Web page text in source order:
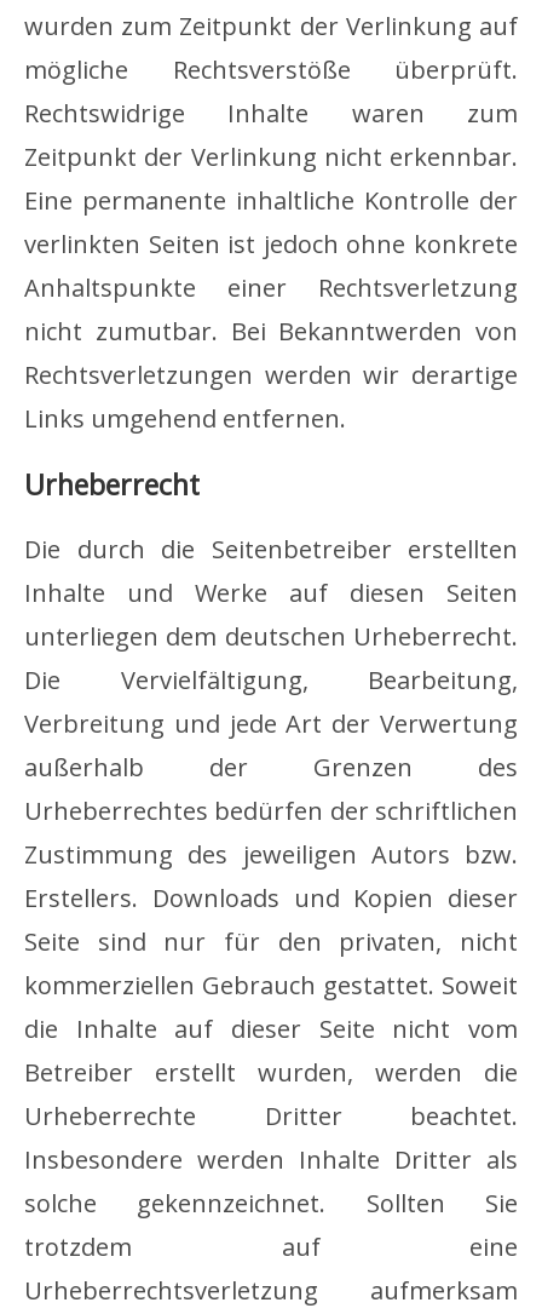
wurden zum Zeitpunkt der Verlinkung auf
mögliche Rechtsverstöße überprüft.
Rechtswidrige Inhalte waren zum
Zeitpunkt der Verlinkung nicht erkennbar.
Eine permanente inhaltliche Kontrolle der
verlinkten Seiten ist jedoch ohne konkrete
Anhaltspunkte einer Rechtsverletzung
nicht zumutbar. Bei Bekanntwerden von
Rechtsverletzungen werden wir derartige
Links umgehend entfernen.
Urheberrecht
Die durch die Seitenbetreiber erstellten
Inhalte und Werke auf diesen Seiten
unterliegen dem deutschen Urheberrecht.
Die Vervielfältigung, Bearbeitung,
Verbreitung und jede Art der Verwertung
außerhalb der Grenzen des
Urheberrechtes bedürfen der schriftlichen
Zustimmung des jeweiligen Autors bzw.
Erstellers. Downloads und Kopien dieser
Seite sind nur für den privaten, nicht
kommerziellen Gebrauch gestattet. Soweit
die Inhalte auf dieser Seite nicht vom
Betreiber erstellt wurden, werden die
Urheberrechte Dritter beachtet.
Insbesondere werden Inhalte Dritter als
solche gekennzeichnet. Sollten Sie
trotzdem auf eine
Urheberrechtsverletzung aufmerksam